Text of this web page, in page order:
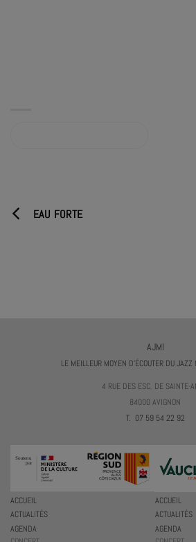
EAU FORTE
AJMI
LE MEILLEUR MOYEN D'ÉCOUTER DU JAZZ
4 RUE DES ESC. DE SAINTE-
84000 AVIGNON
T. 07 59 54 22 92
ACCUEIL
ACTUALITÉS
AGENDA
ACCUEIL
ACTUALITÉS
AGENDA